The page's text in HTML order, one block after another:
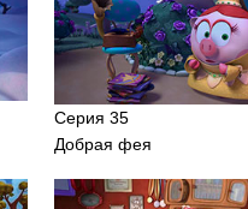
Серия 35
Добрая фея